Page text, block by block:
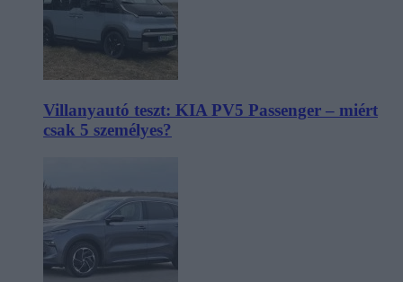
Villanyautó teszt: KIA PV5 Passenger – miért
csak 5 személyes?